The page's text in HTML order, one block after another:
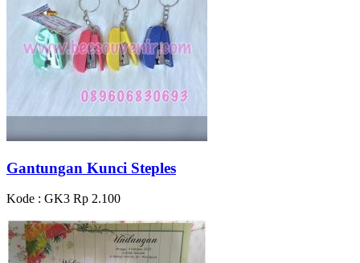
Gantungan Kunci Steples
Kode : GK3 Rp 2.100